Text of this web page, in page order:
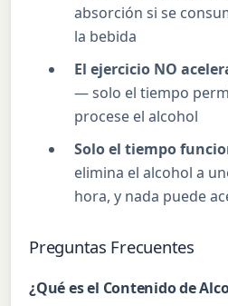
absorción si se
la bebida
El ejercicio NO
— solo el tiempo
procese el alcohol
Solo el tiempo
elimina el alcohol a
hora, y nada puede
Preguntas Frecuentes
¿Qué es el Contenido de